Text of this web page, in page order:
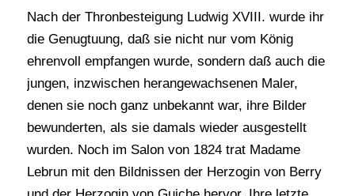
Nach der Thronbesteigung Ludwig XVIII. wurde ihr
die Genugtuung, daß sie nicht nur vom König
ehrenvoll empfangen wurde, sondern daß auch die
jungen, inzwischen herangewachsenen Maler,
denen sie noch ganz unbekannt war, ihre Bilder
bewunderten, als sie damals wieder ausgestellt
wurden. Noch im Salon von 1824 trat Madame
Lebrun mit den Bildnissen der Herzogin von Berry